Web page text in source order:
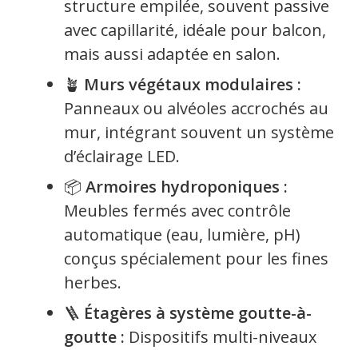
structure empilée, souvent passive
avec capillarité, idéale pour balcon,
mais aussi adaptée en salon.
🪴 Murs végétaux modulaires :
Panneaux ou alvéoles accrochés au
mur, intégrant souvent un système
d’éclairage LED.
📦 Armoires hydroponiques :
Meubles fermés avec contrôle
automatique (eau, lumière, pH)
conçus spécialement pour les fines
herbes.
🪜 Étagères à système goutte-à-
goutte : Dispositifs multi-niveaux